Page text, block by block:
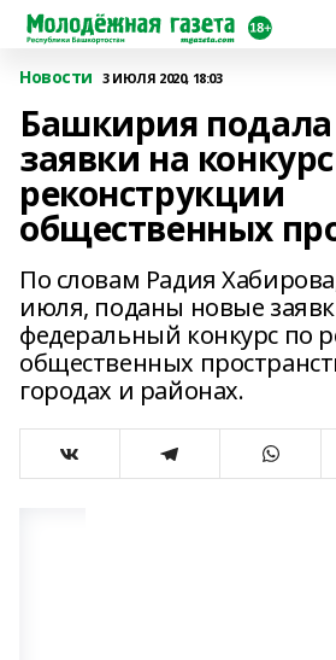
Новости 3 ИЮЛЯ 2020, 18:03
Башкирия
заявки на
реконструкции
общественных
По словам Радия
июля, поданы новые
федеральный конкурс по
общественных
городах и районах.